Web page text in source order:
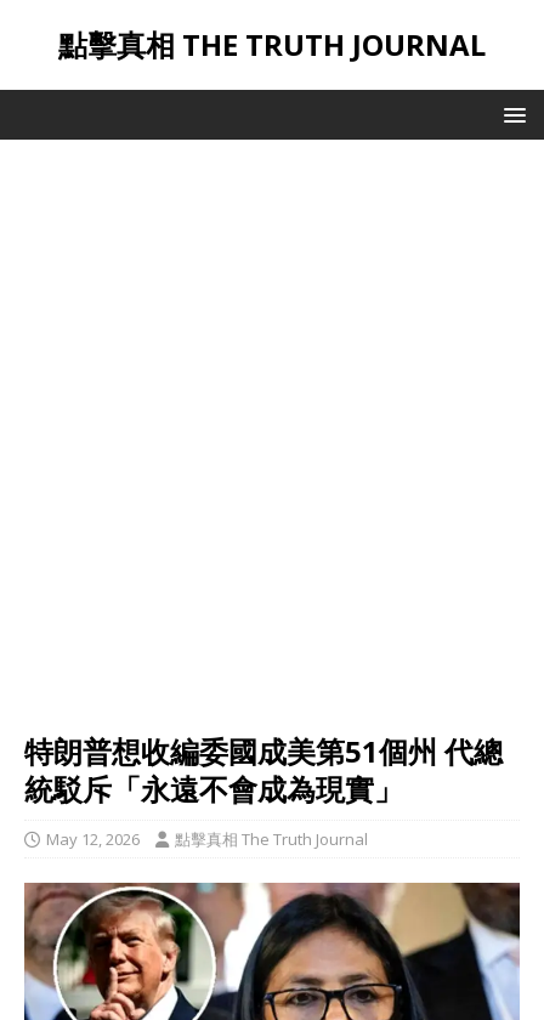
點擊真相 THE TRUTH JOURNAL
特朗普想收編委國成美第51個州 代總
統駁斥「永遠不會成為現實」
May 12, 2026 點擊真相 The Truth Journal